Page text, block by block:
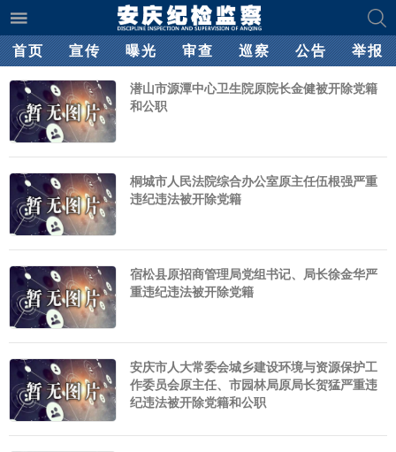
首页 宣传 曝光 审查 巡察 公告 举报
潜山市源潭中心卫生院原院长金健被开除党籍
和公职
桐城市人民法院综合办公室原主任伍根强严重
违纪违法被开除党籍
宿松县原招商管理局党组书记、局长徐金华严
重违纪违法被开除党籍
安庆市人大常委会城乡建设环境与资源保护工
作委员会原主任、市园林局原局长贺猛严重违
纪违法被开除党籍和公职